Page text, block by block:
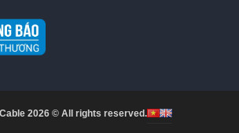
2026 © All rights reserved.